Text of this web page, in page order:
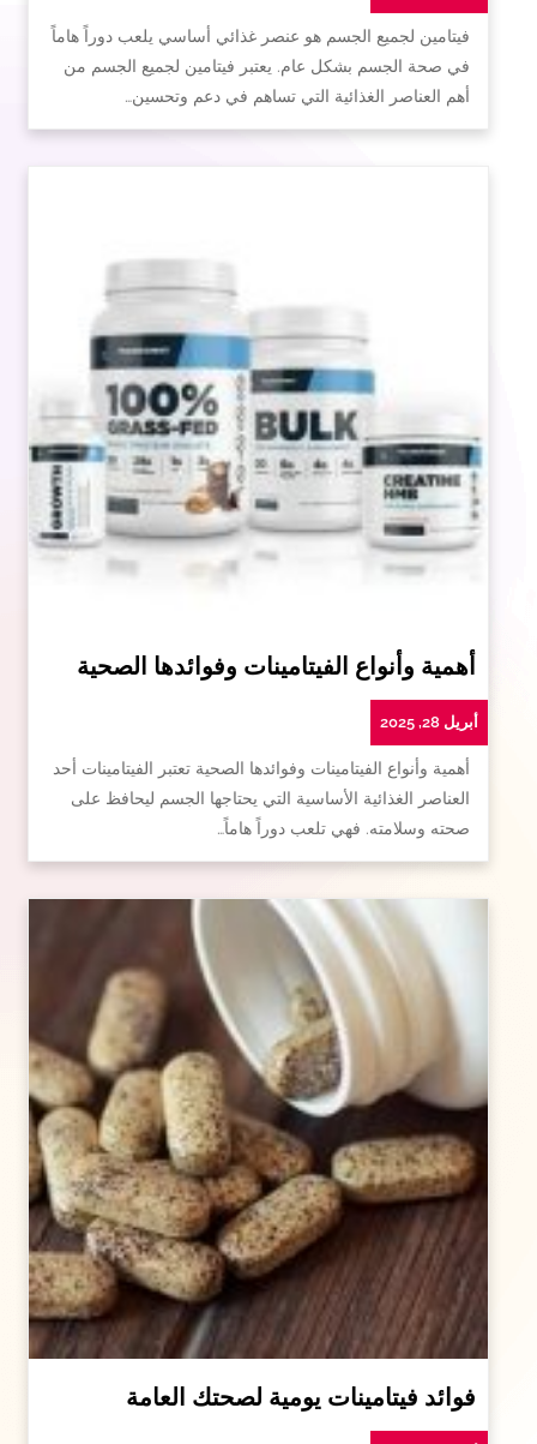
فيتامين لجميع الجسم هو عنصر غذائي أساسي يلعب دوراً هاماً
في صحة الجسم بشكل عام. يعتبر فيتامين لجميع الجسم من
أهم العناصر الغذائية التي تساهم في دعم وتحسين…
أهمية وأنواع الفيتامينات وفوائدها الصحية
أبريل 28, 2025
أهمية وأنواع الفيتامينات وفوائدها الصحية تعتبر الفيتامينات أحد
العناصر الغذائية الأساسية التي يحتاجها الجسم ليحافظ على
صحته وسلامته. فهي تلعب دوراً هاماً…
فوائد فيتامينات يومية لصحتك العامة